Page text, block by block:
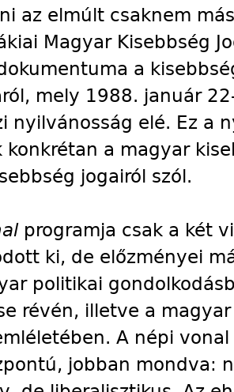
az elmúlt csaknem
Magyar Kisebbség
a
mely 1988. január
nyilvánosság elé. Ez a
konkrétan a magyar
jogairól szól.
programja csak a két
ki, de előzményei
politikai
révén, illetve a
A népi
jobban mondva: